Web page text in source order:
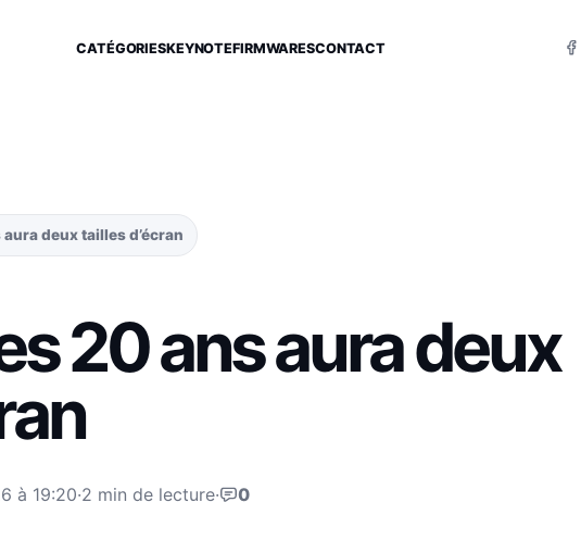
CATÉGORIESKEYNOTEFIRMWARESCONTACT
aura deux tailles d’écran
20 ans aura deux
à 19:20·2 min de lecture· 0